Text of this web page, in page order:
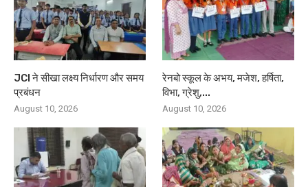
JCI ने सीखा लक्ष्य निर्धारण और समय
प्रबंधन
August 10, 2026
रेनबो स्कूल के अभय, मजेश, हर्षिता,
विभा, ग्रेशु,...
August 10, 2026